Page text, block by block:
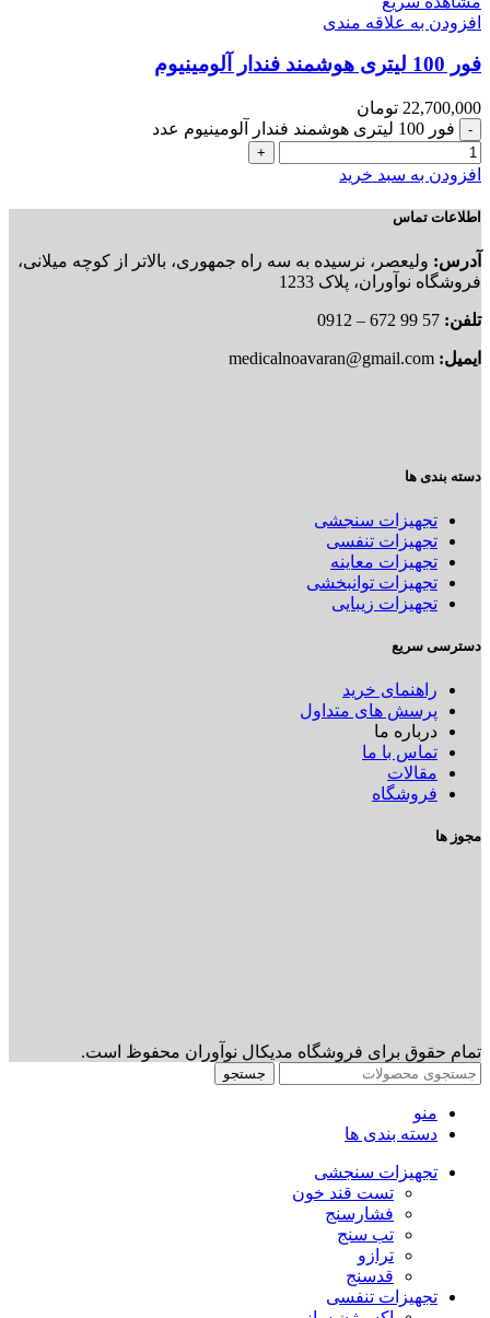
افزودن به علاقه مندی
فور 100 لیتری هوشمند فندار آلومینیوم
22,700,000 تومان
فور 100 لیتری هوشمند فندار آلومینیوم عدد
افزودن به سبد خرید
اطلاعات تماس
آدرس: ولیعصر، نرسیده به سه راه جمهوری، بالاتر از کوچه میلانی،
فروشگاه نوآوران، پلاک 1233
تلفن: 57 99 672 – 0912
ایمیل:
دسته بندی ها
تجهیزات سنجشی
تجهیزات تنفسی
تجهیزات معاینه
تجهیزات توانبخشی
تجهیزات زیبایی
دسترسی سریع
راهنمای خرید
پرسش های متداول
درباره ما
تماس با ما
مقالات
فروشگاه
مجوز ها
تمام حقوق برای فروشگاه مدیکال نوآوران محفوظ است.
جستجو
منو
دسته بندی ها
تجهیزات سنجشی
تست قند خون
فشارسنج
تب سنج
ترازو
قدسنج
تجهیزات تنفسی